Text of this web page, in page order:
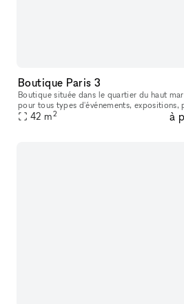
Boutique Paris 3
Boutique située dans le quartier du haut
pour tous types d'événements, expositions,
Fashion Week. Si vous chercher et/ou
42 m2 à